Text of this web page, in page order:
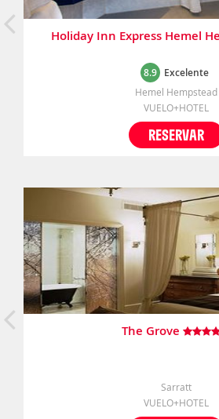
Holiday Inn Express Hemel
8.9 Excelente
Hemel Hempstead
VUELO+HOTEL
RESERVAR
The Grove
Sarratt
VUELO+HOTEL